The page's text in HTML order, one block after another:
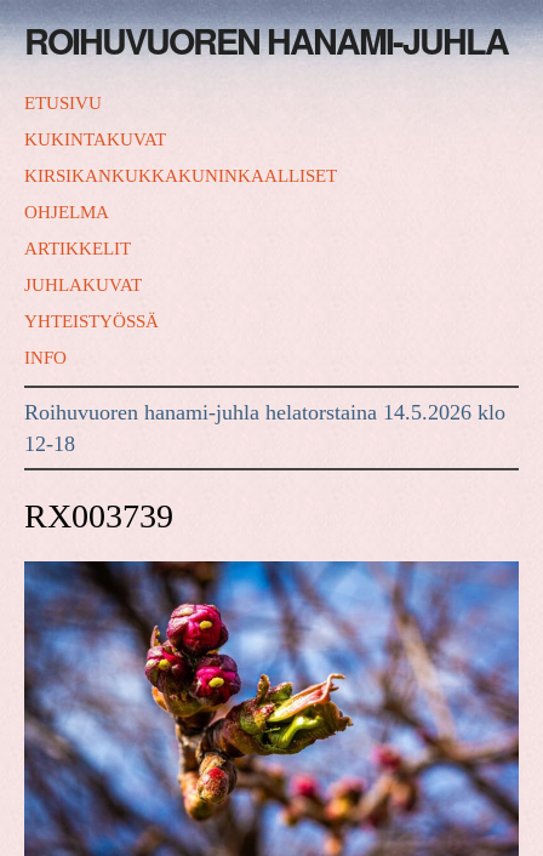
ROIHUVUOREN HANAMI-JUHLA
ETUSIVU
KUKINTAKUVAT
KIRSIKANKUKKAKUNINKAALLISET
OHJELMA
ARTIKKELIT
JUHLAKUVAT
YHTEISTYÖSSÄ
INFO
Roihuvuoren hanami-juhla helatorstaina 14.5.2026 klo
12-18
RX003739